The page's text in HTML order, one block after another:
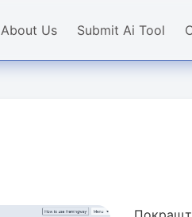
About Us Submit Ai Tool